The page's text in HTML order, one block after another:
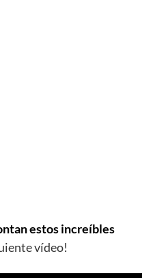
estos increíbles
vídeo!